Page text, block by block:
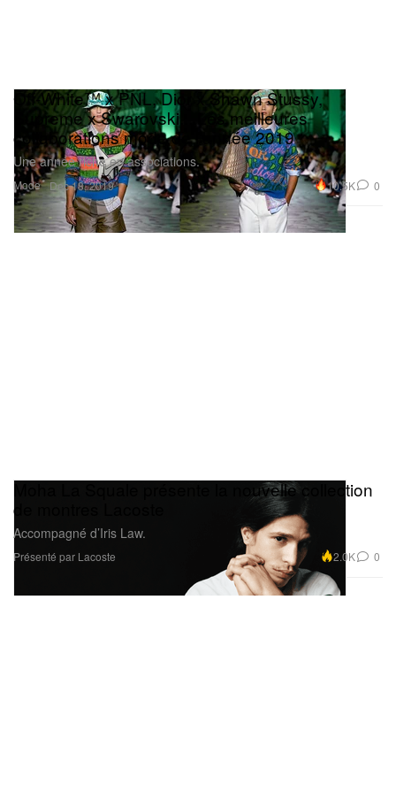
Mode
Off-White™ x PNL, Dior x Shawn Stussy,
Supreme x Swarovski... Les meilleures
collaborations mode de l'année 2019
Une année riche en associations.
Dec 18, 2019 10.5K 0
Moha La Squale présente la nouvelle collection
de montres Lacoste
Accompagné d’Iris Law.
Présenté par Lacoste 2.0K 0